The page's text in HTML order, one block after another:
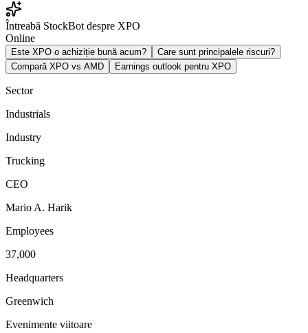
Întreabă StockBot despre XPO
Online
Este XPO o achiziție bună acum?
Care sunt principalele riscuri?
Compară XPO vs AMD
Earnings outlook pentru XPO
Sector
Industrials
Industry
Trucking
CEO
Mario A. Harik
Employees
37,000
Headquarters
Greenwich
Evenimente viitoare